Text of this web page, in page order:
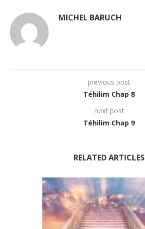
MICHEL BARUCH
previous post
Téhilim Chap 8
next post
Téhilim Chap 9
RELATED ARTICLES